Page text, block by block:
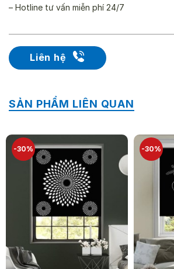
Liên hệ
– Hotline tư vấn miễn phí 24/7
SẢN PHẨM LIÊN QUAN
-30% -30%